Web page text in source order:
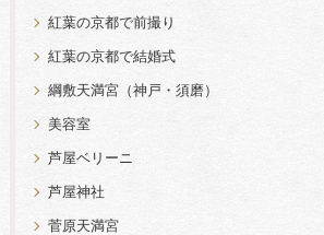
紅葉の京都で前撮り
紅葉の京都で結婚式
綱敷天満宮（神戸・須磨）
美容室
芦屋ベリーニ
芦屋神社
菅原天満宮